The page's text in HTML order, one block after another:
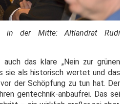
in der Mitte: Altlandrat Rudi
das klare „Nein zur grünen
sie als historisch wertet und das
der Schöpfung zu tun hat. Der
gentechnik-anbaufrei. Das sei